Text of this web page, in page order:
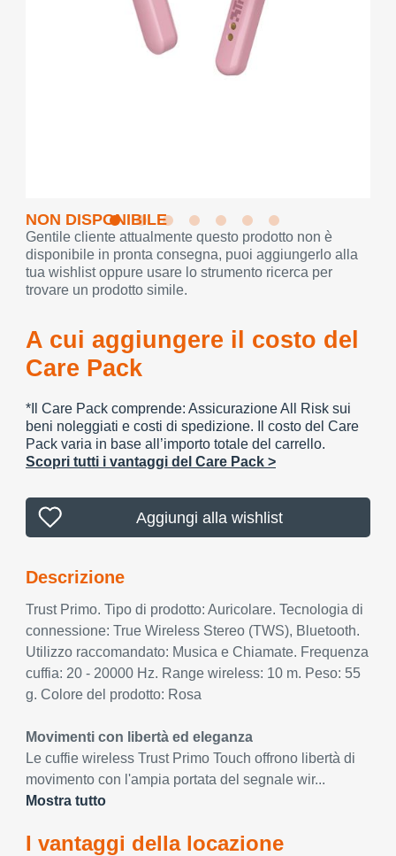
NON DISPONIBILE
Gentile cliente attualmente questo prodotto non è
disponibile in pronta consegna, puoi aggiungerlo alla
tua wishlist oppure usare lo strumento ricerca per
trovare un prodotto simile.
A cui aggiungere il costo del
Care Pack
*Il Care Pack comprende: Assicurazione All Risk sui
beni noleggiati e costi di spedizione. Il costo del Care
Pack varia in base all’importo totale del carrello.
Scopri tutti i vantaggi del Care Pack >
Aggiungi alla wishlist
Descrizione
Trust Primo. Tipo di prodotto: Auricolare. Tecnologia di
connessione: True Wireless Stereo (TWS), Bluetooth.
Utilizzo raccomandato: Musica e Chiamate. Frequenza
cuffia: 20 - 20000 Hz. Range wireless: 10 m. Peso: 55
g. Colore del prodotto: Rosa
Movimenti con libertà ed eleganza
Le cuffie wireless Trust Primo Touch offrono libertà di
movimento con l'ampia portata del segnale wir...
Mostra tutto
I vantaggi della locazione